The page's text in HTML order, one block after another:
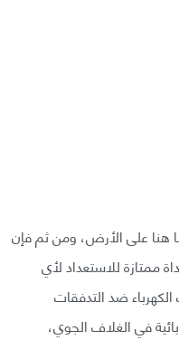
على الأرض، ومن ثم فإن
ممتازة للاستعداد لأي
ضد التدفقات
في الغلاف الجوي،